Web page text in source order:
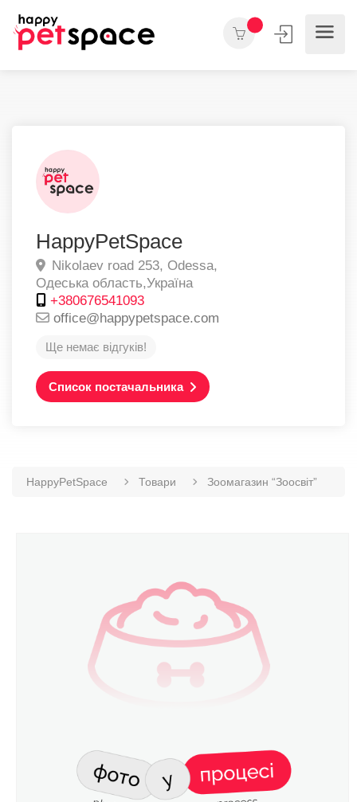
HappyPetSpace
Nikolaev road 253, Odessa,
Одеська область,Україна
+380676541093
office@happypetspace.com
Ще немає відгуків!
Список постачальника
HappyPetSpace Товари Зоомагазин “Зоосвіт”